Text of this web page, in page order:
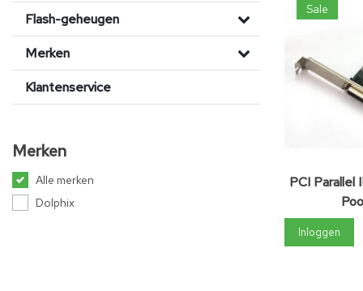
Flash-geheugen
Merken
Klantenservice
Merken
Alle merken
Dolphix
Sale
PCI Parallel
Inloggen